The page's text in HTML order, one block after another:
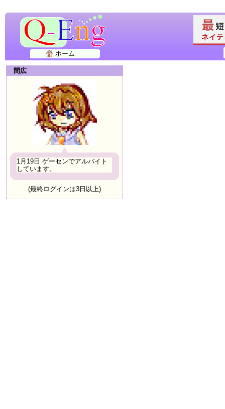
ホーム
間広
1月19日 ゲーセンでアルバイト
しています。
(最終ログインは3日以上)